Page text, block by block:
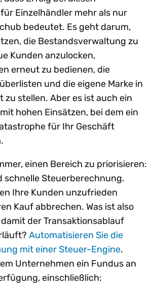
Einzelhändler mehr als nur
bedeutet. Es geht darum,
die Bestandsverwaltung zu
Kunden anzulocken,
erneut zu bedienen, die
und die eigene Marke in
zu stellen. Aber es ist auch ein
hohen Einsätzen, bei dem ein
für Ihr Geschäft
einen Bereich zu priorisieren:
schnelle Steuerberechnung.
Ihre Kunden unzufrieden
Kauf abbrechen. Was ist also
damit der Transaktionsablauf
Automatisieren Sie die
mit einer Steuer-Engine.
Unternehmen ein Fundus an
einschließlich: